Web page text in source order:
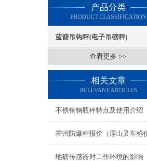
产品分类
PRODUCT CLASSIFICATION
蓝箭吊钩秤(电子吊磅秤)
查看更多 >>
相关文章
RELEVANT ARTICLES
不锈钢钢瓶秤特点及使用介绍
地磅传感器对工作环境的影响